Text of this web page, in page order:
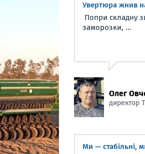
Увертюра жнив
Попри складну
заморозки, ...
Олег
директор
Ми — стабільні,